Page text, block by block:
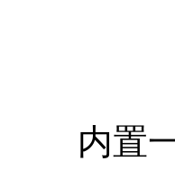
内置一